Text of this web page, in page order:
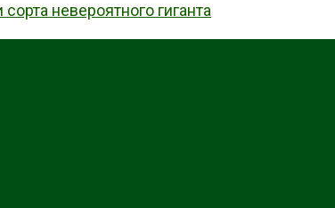
невероятного гиганта